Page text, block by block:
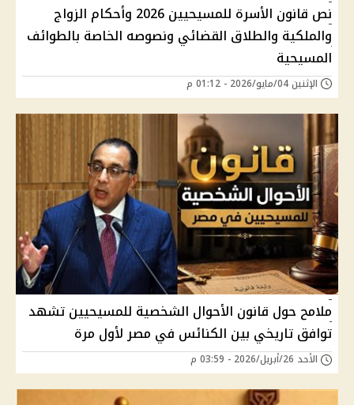
نص قانون الأسرة للمسيحيين 2026 وأحكام الزواج
والملكية والطلاق القضائي ونصوصه الخاصة بالطوائف
المسيحية
الإثنين 04/مايو/2026 - 01:12 م
ملامح حول قانون الأحوال الشخصية للمسيحيين تشهد
توافق تاريخي بين الكنائس في مصر لأول مرة
الأحد 26/أبريل/2026 - 03:59 م